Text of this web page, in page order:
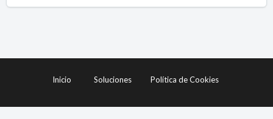
Inicio Soluciones Política de Cookies